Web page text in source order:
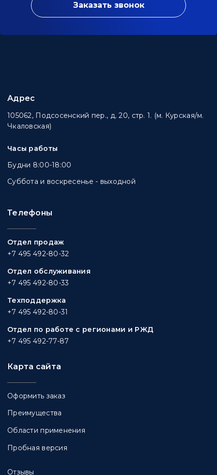
Заказать звонок
Адрес
105062, Подсосенский пер., д. 20, стр. 1. (м. Курская/м.
Чкаловская)
Часы работы
Будни 8:00-18:00
Суббота и воскресенье - выходной
Телефоны
Отдел продаж
+7 495 492-80-32
Отдел обслуживания
+7 495 492-80-33
Техподдержка
+7 495 492-80-31
Отдел по работе с регионами и РЖД
+7 495 492-77-87
Карта сайта
Оформить заказ
Преимущества
Области применения
Пробная версия
Отзывы